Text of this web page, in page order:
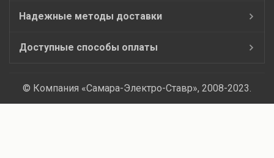
Надежные методы доставки
Доступные способы оплаты
© Компания «Самара-Электро-Ставр», 2008-2023.